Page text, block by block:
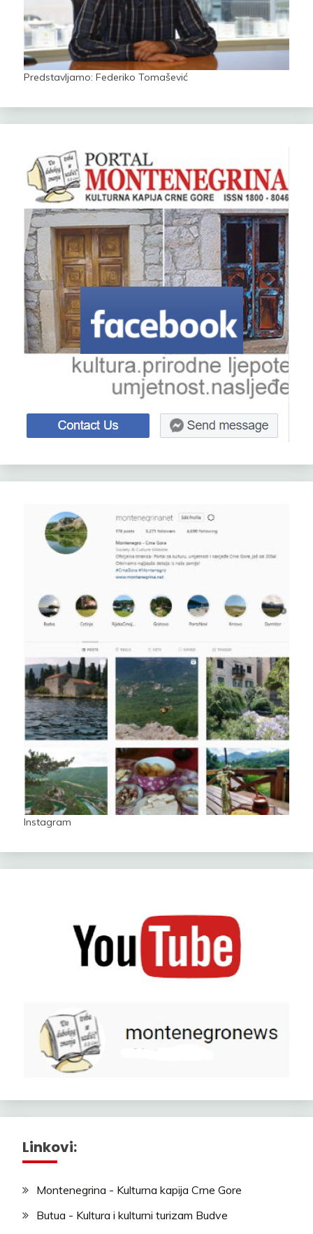
Predstavljamo: Federiko Tomašević
Instagram
Linkovi:
Montenegrina - Kulturna kapija Crne Gore
Butua - Kultura i kulturni turizam Budve